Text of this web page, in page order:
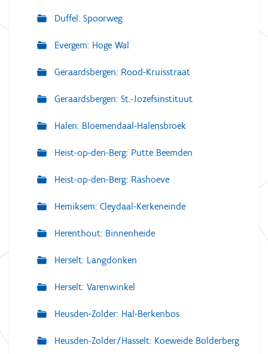
Duffel: Spoorweg
Evergem: Hoge Wal
Geraardsbergen: Rood-Kruisstraat
Geraardsbergen: St.-Jozefsinstituut
Halen: Bloemendaal-Halensbroek
Heist-op-den-Berg: Putte Beemden
Heist-op-den-Berg: Rashoeve
Hemiksem: Cleydaal-Kerkeneinde
Herenthout: Binnenheide
Herselt: Langdonken
Herselt: Varenwinkel
Heusden-Zolder: Hal-Berkenbos
Heusden-Zolder/Hasselt: Koeweide Bolderberg